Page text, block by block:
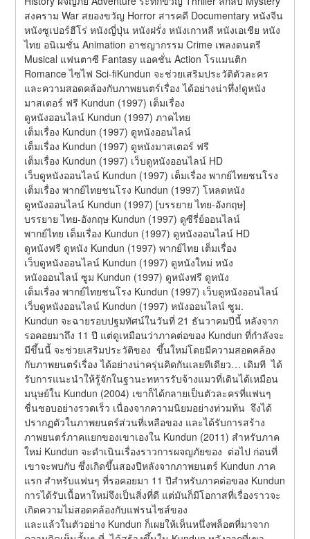
สงคราม War สยองขวัญ Horror สารคดี Documentary หนังจีน
หนังซูเปอร์ฮีโร่ หนังญี่ปุ่น หนังฝรั่ง หนังเกาหลี หนังเอเชีย หนัง
ไทย อนิเมชั่น Animation อาชญากรรม Crime เพลงดนตรี
Musical แฟนตาซี Fantasy แอคชั่น Action โรแมนติก
Romance ไซไฟ Sci-fiKundun จะช่วยเสริมประวัติตัวละคร
และความสอดคล้องกับภาพยนตร์เรื่อง ได้อย่างน่าทึ่ง!ดูหนัง
มาสเตอร์ ฟรี Kundun (1997) เต็มเรื่อง
ดูหนังออนไลน์ Kundun (1997) ภาคไทย
เต็มเรื่อง Kundun (1997) ดูหนังออนไลน์
เต็มเรื่อง Kundun (1997) ดูหนังมาสเตอร์ ฟรี
เต็มเรื่อง Kundun (1997) เว็บดูหนังออนไลน์ HD
เว็บดูหนังออนไลน์ Kundun (1997) เต็มเรื่อง พากย์ไทยชนโรง
เต็มเรื่อง พากย์ไทยชนโรง Kundun (1997) โหลดหนัง
ดูหนังออนไลน์ Kundun (1997) [บรรยาย ไทย-อังกฤษ]
บรรยาย ไทย-อังกฤษ Kundun (1997) ดูซีรี่ย์ออนไลน์
พากย์ไทย เต็มเรื่อง Kundun (1997) ดูหนังออนไลน์ HD
ดูหนังฟรี ดูหนัง Kundun (1997) พากย์ไทย เต็มเรื่อง
เว็บดูหนังออนไลน์ Kundun (1997) ดูหนังใหม่ หนัง
หนังออนไลน์ ซูม Kundun (1997) ดูหนังฟรี ดูหนัง
เต็มเรื่อง พากย์ไทยชนโรง Kundun (1997) เว็บดูหนังออนไลน์
เว็บดูหนังออนไลน์ Kundun (1997) หนังออนไลน์ ซูม.
Kundun จะฉายรอบปฐมทัศน์ในวันที่ 21 ธันวาคมปีนี้ หลังจาก
รอคอยมาถึง 11 ปี แต่ดูเหมือนว่าภาคต่อของ Kundun ที่กำลังจะ
มีขึ้นนี้ จะช่วยเสริมประวัติของ  ขึ้นใหม่โดยมีความสอดคล้อง
กับภาพยนตร์เรื่อง ได้อย่างน่าครุ่นคิดกันเลยทีเดียว… เดิมที  ได้
รับการแนะนำให้รู้จักในฐานะทหารรับจ้างแมวที่เดินได้เหมือน
มนุษย์ใน Kundun (2004) เขาก็ได้กลายเป็นตัวละครที่แฟนๆ
ชื่นชอบอย่างรวดเร็ว เนื่องจากความนิยมอย่างท่วมท้น  จึงได้
ปรากฏตัวในภาพยนตร์ส่วนที่เหลือของ และได้รับการสร้าง
ภาพยนตร์ภาคแยกของเขาเองใน Kundun (2011) สำหรับภาค
ใหม่ Kundun จะดำเนินเรื่องราวการผจญภัยของ  ต่อไป ก่อนที่
เขาจะพบกับ ซึ่งเกิดขึ้นสองปีหลังจากภาพยนตร์ Kundun ภาค
แรก สำหรับแฟนๆ ที่รอคอยมา 11 ปีสำหรับภาคต่อของ Kundun
การได้รับเนื้อหาใหม่จึงเป็นสิ่งที่ดี แต่มันก็มีโอกาสที่เรื่องราวจะ
เกิดความไม่สอดคล้องกับแฟรนไชส์ของ
และแล้วในตัวอย่าง Kundun ก็เผยให้เห็นหนึ่งพล็อตที่มาจาก